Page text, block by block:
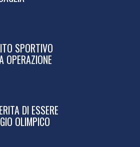
SPORTIVO
OPERAZIONE
DI ESSERE
OLIMPICO